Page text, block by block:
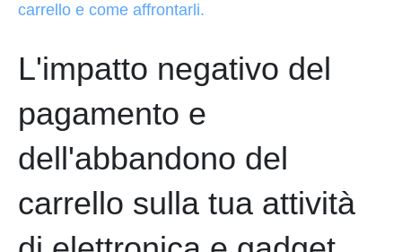
carrello e come affrontarli.
L'impatto negativo del
pagamento e
dell'abbandono del
carrello sulla tua attività